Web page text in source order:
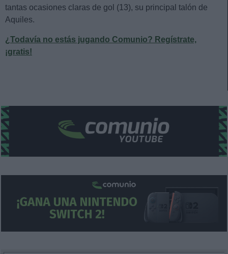
tantas ocasiones claras de gol (13), su principal talón de
Aquiles.
¿Todavía no estás jugando Comunio? Regístrate,
¡gratis!